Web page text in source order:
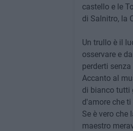
castello e le
di Salnitro, la
Un trullo è il
osservare e
perderti
Accanto al
di bianco tutti
d'amore che
Se è vero
maestro